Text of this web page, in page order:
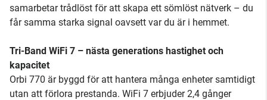
samarbetar trådlöst för att skapa ett sömlöst nätverk – du
får samma starka signal oavsett var du är i hemmet.
Tri-Band WiFi 7 – nästa generations hastighet och
kapacitet
Orbi 770 är byggd för att hantera många enheter samtidigt
utan att förlora prestanda. WiFi 7 erbjuder 2,4 gånger